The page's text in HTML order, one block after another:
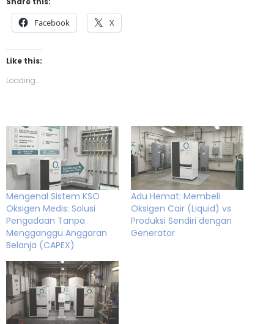
Facebook X
Like this:
Loading...
Mengenal Sistem KSO
Oksigen Medis: Solusi
Pengadaan Tanpa
Mengganggu Anggaran
Belanja (CAPEX)
Adu Hemat: Membeli
Oksigen Cair (Liquid) vs
Produksi Sendiri dengan
Generator